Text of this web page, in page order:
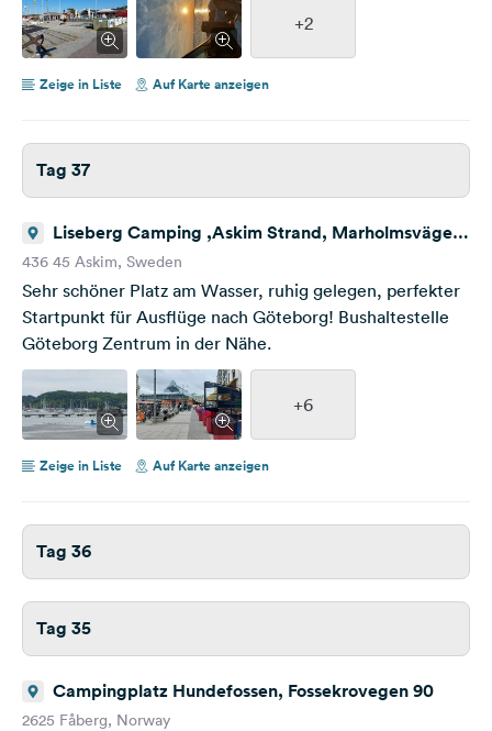
+2
Zeige in Liste Auf Karte anzeigen
Tag 37
Liseberg Camping ,Askim Strand, Marholmsvägen
122
436 45 Askim, Sweden
Sehr schöner Platz am Wasser, ruhig gelegen, perfekter
Startpunkt für Ausflüge nach Göteborg! Bushaltestelle
Göteborg Zentrum in der Nähe.
+6
Zeige in Liste Auf Karte anzeigen
Tag 36
Tag 35
Campingplatz Hundefossen, Fossekrovegen 90
2625 Fåberg, Norway